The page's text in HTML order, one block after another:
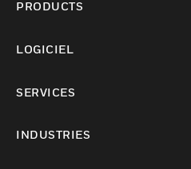
PRODUCTS
LOGICIEL
SERVICES
INDUSTRIES